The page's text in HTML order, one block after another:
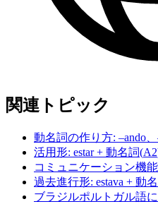
関連トピック
動名詞の作り方: –ando
活用形: estar + 動名詞(A2
コミュニケーション機
過去進行形: estava + 動
ブラジルポルトガル語